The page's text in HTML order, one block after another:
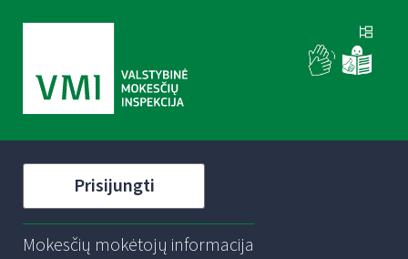
Prisijungti
Mokesčių mokėtojų informacija